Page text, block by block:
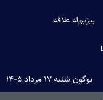
بیزیم‌له علاقه
بوگون شنبه ۱۷ مرداد ۱۴۰۵